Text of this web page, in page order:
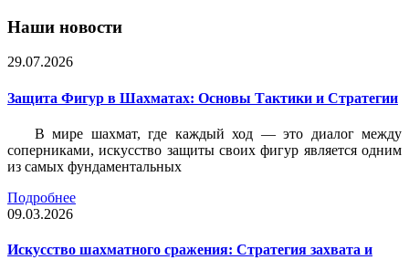
Наши новости
29.07.2026
Защита Фигур в Шахматах: Основы Тактики и Стратегии
В мире шахмат, где каждый ход — это диалог между
соперниками, искусство защиты своих фигур является одним
из самых фундаментальных
Подробнее
09.03.2026
Искусство шахматного сражения: Стратегия захвата и